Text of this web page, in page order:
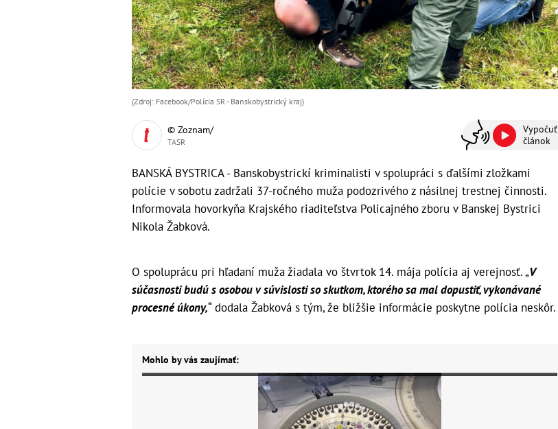
(Zdroj: Facebook/Polícia SR - Banskobystrický kraj )
© Zoznam/
TASR
Vypočuť
článok
BANSKÁ BYSTRICA - Banskobystrickí kriminalisti v spolupráci s ďalšími zložkami
polície v sobotu zadržali 37-ročného muža podozrivého z násilnej trestnej činnosti.
Informovala hovorkyňa Krajského riaditeľstva Policajného zboru v Banskej Bystrici
Nikola Žabková.
O spoluprácu pri hľadaní muža žiadala vo štvrtok 14. mája polícia aj verejnosť. „V
súčasnosti budú s osobou v súvislosti so skutkom, ktorého sa mal dopustiť, vykonávané
procesné úkony,“ dodala Žabková s tým, že bližšie informácie poskytne polícia neskôr.
Mohlo by vás zaujímať: